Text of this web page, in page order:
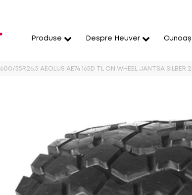
Produse Despre Heuver
600/55R26.5 AEOLUS AE74 165D TL ON WHEEL JANTSA SILBER